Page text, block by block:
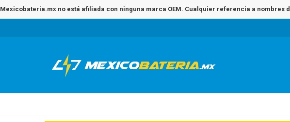
Mexicobateria.mx no está afiliada con ninguna marca OEM. Cualquier referencia a